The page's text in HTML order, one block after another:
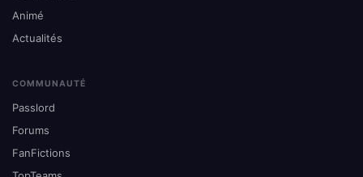
Animé
Actualités
COMMUNAUTÉ
Passlord
Forums
FanFictions